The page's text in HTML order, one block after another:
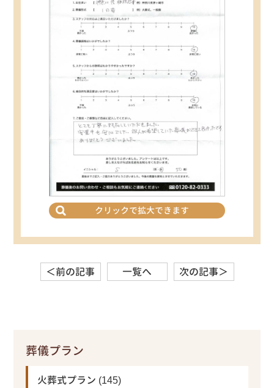
クリックで拡大できます
＜前の記事 一覧へ 次の記事＞
葬儀プラン
火葬式プラン (145)